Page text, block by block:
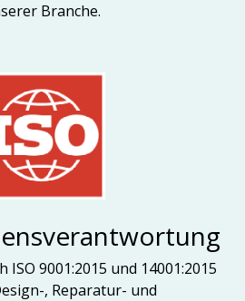
Branche.
ISO 9001:2015 und 14001:2015
, Reparatur- und